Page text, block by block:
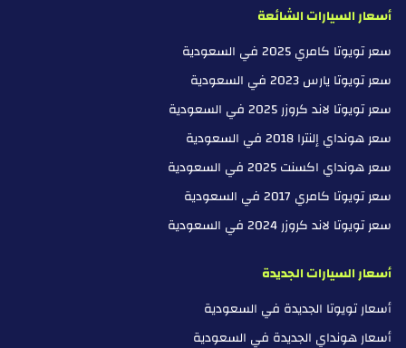
أسعار السيارات الشائعة
سعر تويوتا كامري 2025 في السعودية
سعر تويوتا يارس 2023 في السعودية
سعر تويوتا لاند كروزر 2025 في السعودية
سعر هونداي إلنترا 2018 في السعودية
سعر هونداي اكسنت 2025 في السعودية
سعر تويوتا كامري 2017 في السعودية
سعر تويوتا لاند كروزر 2024 في السعودية
أسعار السيارات الجديدة
أسعار تويوتا الجديدة في السعودية
أسعار هونداي الجديدة في السعودية